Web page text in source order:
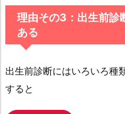
理由その3：出生前診
ある
出生前診断にはいろいろ種
すると